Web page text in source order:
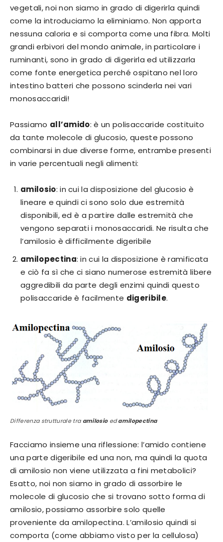
vegetali, noi non siamo in grado di digerirla quindi
come la introduciamo la eliminiamo. Non apporta
nessuna caloria e si comporta come una fibra. Molti
grandi erbivori del mondo animale, in particolare i
ruminanti, sono in grado di digerirla ed utilizzarla
come fonte energetica perché ospitano nel loro
intestino batteri che possono scinderla nei vari
monosaccaridi!
Passiamo all’amido: è un polisaccaride costituito
da tante molecole di glucosio, queste possono
combinarsi in due diverse forme, entrambe presenti
in varie percentuali negli alimenti:
amilosio: in cui la disposizione del glucosio è
lineare e quindi ci sono solo due estremità
disponibili, ed è a partire dalle estremità che
vengono separati i monosaccaridi. Ne risulta che
l’amilosio è difficilmente digeribile
amilopectina: in cui la disposizione è ramificata
e ciò fa sì che ci siano numerose estremità libere
aggredibili da parte degli enzimi quindi questo
polisaccaride è facilmente digeribile.
Differenza strutturale tra amilosioedamilopectina
Facciamo insieme una riflessione: l’amido contiene
una parte digeribile ed una non, ma quindi la quota
di amilosio non viene utilizzata a fini metabolici?
Esatto, noi non siamo in grado di assorbire le
molecole di glucosio che si trovano sotto forma di
amilosio, possiamo assorbire solo quelle
proveniente da amilopectina. L’amilosio quindi si
comporta (come abbiamo visto per la cellulosa)